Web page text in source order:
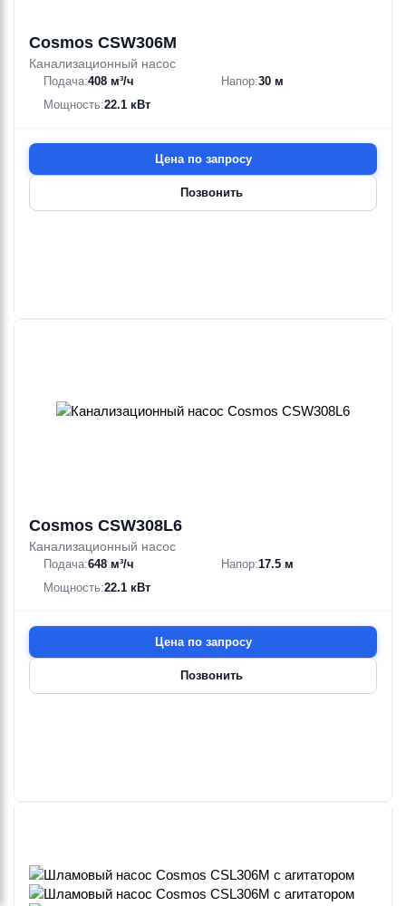
Cosmos CSW306M
Канализационный насос
Подача:408 м³/ч Напор:30 м
Мощность:22.1 кВт
Цена по запросу
Позвонить
Cosmos CSW308L6
Канализационный насос
Подача:648 м³/ч Напор:17.5 м
Мощность:22.1 кВт
Цена по запросу
Позвонить